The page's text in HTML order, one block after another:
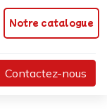
Notre catalogue
Contactez-nous